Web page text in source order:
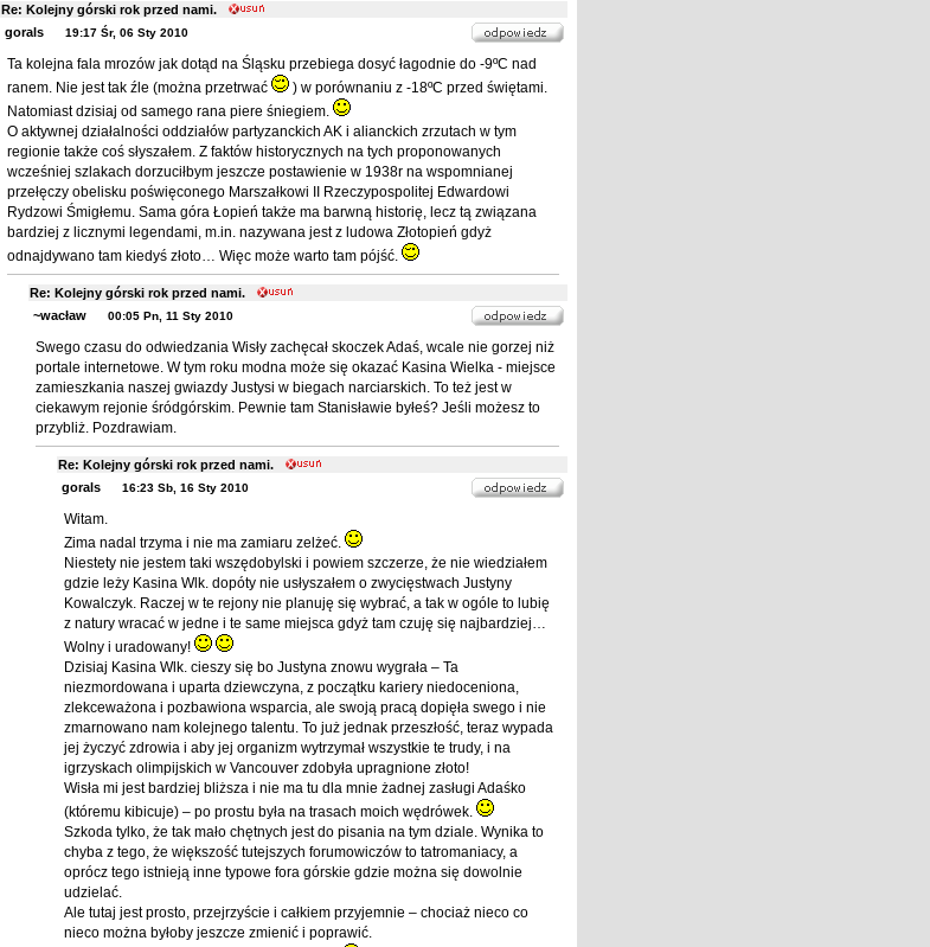
Re: Kolejny górski rok przed nami.
gorals
19:17 Śr, 06 Sty 2010
Ta kolejna fala mrozów jak dotąd na Śląsku przebiega dosyć łagodnie do -9ºC nad
ranem. Nie jest tak źle (można przetrwać
) w porównaniu z -18ºC przed świętami.
Natomiast dzisiaj od samego rana piere śniegiem.
O aktywnej działalności oddziałów partyzanckich AK i alianckich zrzutach w tym
regionie także coś słyszałem. Z faktów historycznych na tych proponowanych
wcześniej szlakach dorzuciłbym jeszcze postawienie w 1938r na wspomnianej
przełęczy obelisku poświęconego Marszałkowi II Rzeczypospolitej Edwardowi
Rydzowi Śmigłemu. Sama góra Łopień także ma barwną historię, lecz tą związana
bardziej z licznymi legendami, m.in. nazywana jest z ludowa Złotopień gdyż
odnajdywano tam kiedyś złoto… Więc może warto tam pójść.
Re: Kolejny górski rok przed nami.
~wacław
00:05 Pn, 11 Sty 2010
Swego czasu do odwiedzania Wisły zachęcał skoczek Adaś, wcale nie gorzej niż
portale internetowe. W tym roku modna może się okazać Kasina Wielka - miejsce
zamieszkania naszej gwiazdy Justysi w biegach narciarskich. To też jest w
ciekawym rejonie śródgórskim. Pewnie tam Stanisławie byłeś? Jeśli możesz to
przybliż. Pozdrawiam.
Re: Kolejny górski rok przed nami.
gorals
16:23 Sb, 16 Sty 2010
Witam.
Zima nadal trzyma i nie ma zamiaru zelżeć.
Niestety nie jestem taki wszędobylski i powiem szczerze, że nie wiedziałem
gdzie leży Kasina Wlk. dopóty nie usłyszałem o zwycięstwach Justyny
Kowalczyk. Raczej w te rejony nie planuję się wybrać, a tak w ogóle to lubię
z natury wracać w jedne i te same miejsca gdyż tam czuję się najbardziej…
Wolny i uradowany!
Dzisiaj Kasina Wlk. cieszy się bo Justyna znowu wygrała – Ta
niezmordowana i uparta dziewczyna, z początku kariery niedoceniona,
zlekceważona i pozbawiona wsparcia, ale swoją pracą dopięła swego i nie
zmarnowano nam kolejnego talentu. To już jednak przeszłość, teraz wypada
jej życzyć zdrowia i aby jej organizm wytrzymał wszystkie te trudy, i na
igrzyskach olimpijskich w Vancouver zdobyła upragnione złoto!
Wisła mi jest bardziej bliższa i nie ma tu dla mnie żadnej zasługi Adaśko
(któremu kibicuje) – po prostu była na trasach moich wędrówek.
Szkoda tylko, że tak mało chętnych jest do pisania na tym dziale. Wynika to
chyba z tego, że większość tutejszych forumowiczów to tatromaniacy, a
oprócz tego istnieją inne typowe fora górskie gdzie można się dowolnie
udzielać.
Ale tutaj jest prosto, przejrzyście i całkiem przyjemnie – chociaż nieco co
nieco można byłoby jeszcze zmienić i poprawić.